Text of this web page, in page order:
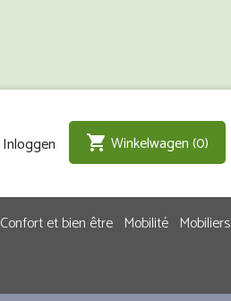
Inloggen shopping_cart Winkelwagen(0)
Confort et bien être Mobilité Mobiliers